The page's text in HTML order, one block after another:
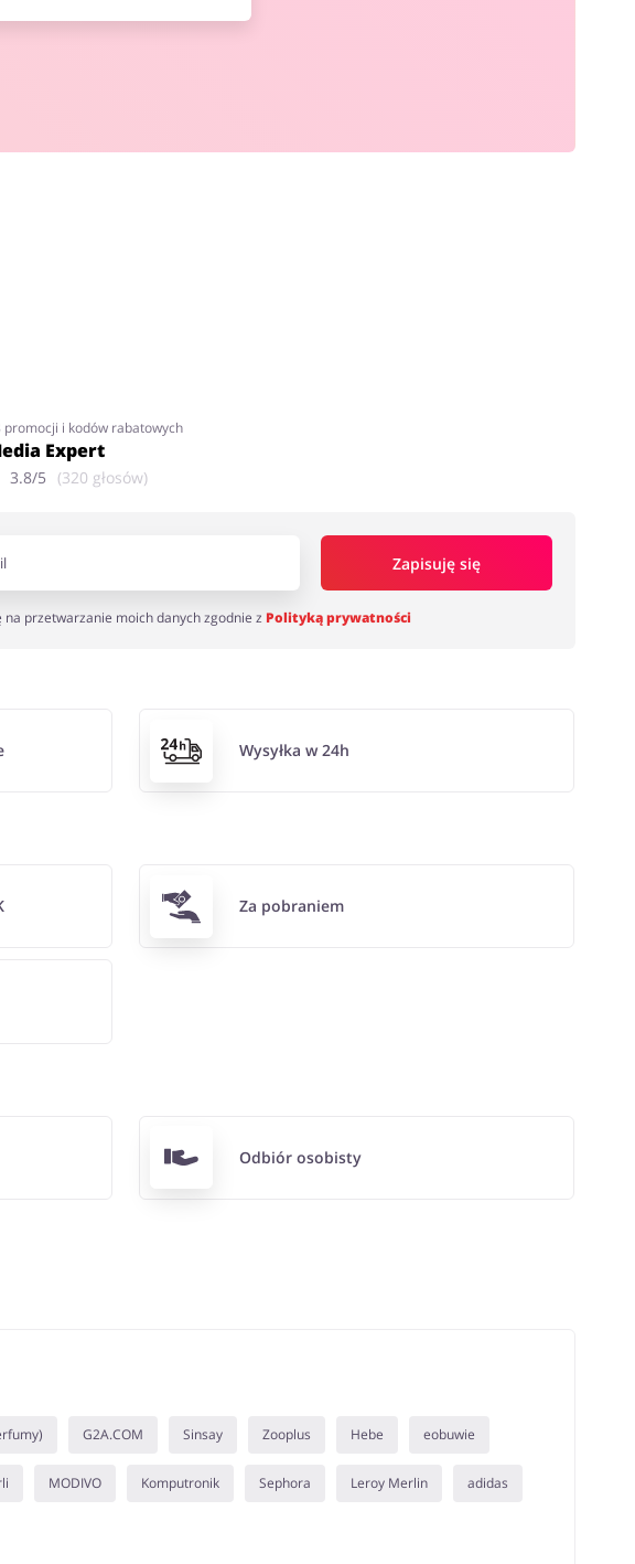
promocji i kodów rabatowych
Expert
3.8/5 (320 głosów)
Zapisuję się
na przetwarzanie moich danych zgodnie z Polityką prywatności
Wysyłka w 24h
Za pobraniem
Odbiór osobisty
G2A.COM Sinsay Zooplus Hebe eobuwie
MODIVO Komputronik Sephora Leroy Merlin adidas